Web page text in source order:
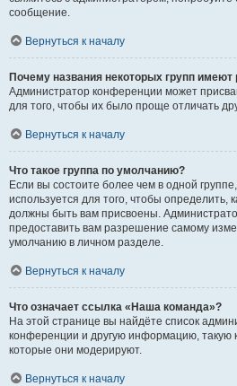
сообщение.
Вернуться к началу
Почему названия некоторых групп имеют
Администратор конференции может
для того, чтобы их было проще отличать
Вернуться к началу
Что такое группа по умолчанию?
Если вы состоите более чем в одной
используется для того, чтобы определить,
должны быть вам присвоены.
предоставить вам разрешение самому
умолчанию в личном разделе.
Вернуться к началу
Что означает ссылка «Наша команда»?
На этой странице вы найдёте список
конференции и другую информацию, такую
которые они модерируют.
Вернуться к началу